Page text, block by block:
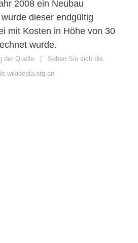
2008 ein Neubau
dieser endgültig
mit Kosten in Höhe von 30
wurde.
der Quelle | Sehen Sie sich die
an